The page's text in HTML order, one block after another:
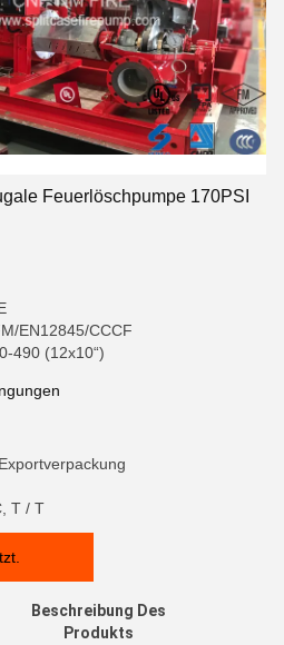
Feuerlöschpumpe 170PSI
EN12845/CCCF
490 (12x10“)
T / T
Beschreibung Des
Produkts